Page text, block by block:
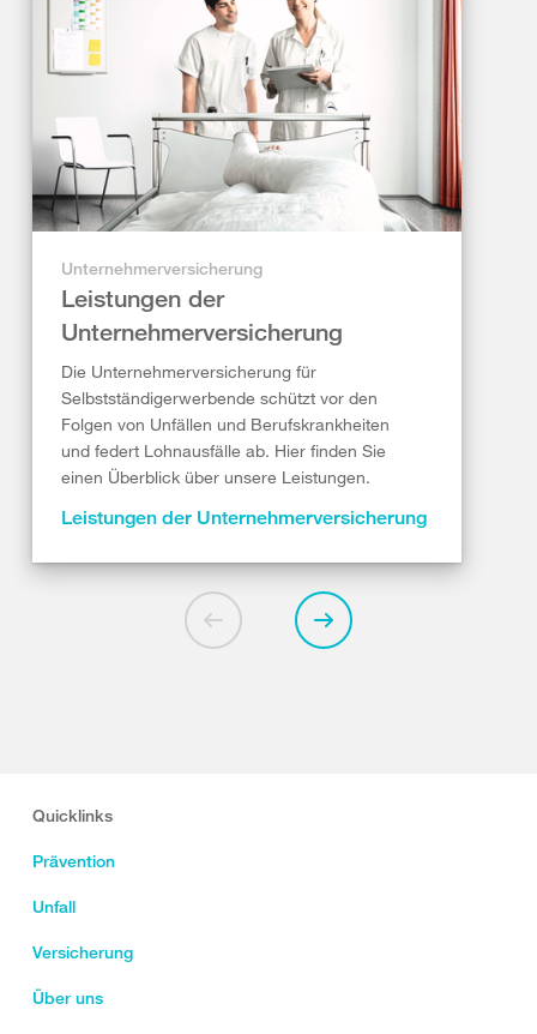
Unternehmerversicherung
Leistungen der
Unternehmerversicherung
Die Unternehmerversicherung für
Selbstständigerwerbende schützt vor den
Folgen von Unfällen und Berufskrankheiten
und federt Lohnausfälle ab. Hier finden Sie
einen Überblick über unsere Leistungen.
Leistungen der Unternehmerversicherung
Quicklinks
Prävention
Unfall
Versicherung
Über uns